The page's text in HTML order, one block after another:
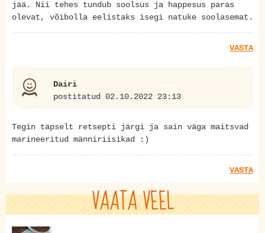
jää. Nii tehes tundub soolsus ja happesus paras
olevat, võibolla eelistaks isegi natuke soolasemat.
VASTA
Dairi
postitatud 02.10.2022 23:13
Tegin täpselt retsepti järgi ja sain väga maitsvad
marineeritud männiriisikad :)
VASTA
VAATA VEEL